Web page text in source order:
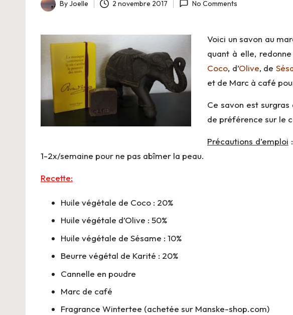
-
B
o
Posted
ByJoelle 2 novembre 2017 No Comments
Voici un savon au
quant à elle,
Coco, d’Olive, de
et de Marc à café
Ce savon est
de préférence sur le
Précautions d’emploi
1-2x/semaine pour ne pas abîmer la peau.
Recette:
Huile végétale de Coco : 20%
Huile végétale d’Olive : 50%
Huile végétale de Sésame : 10%
Beurre végétal de Karité : 20%
Cannelle en poudre
Marc de café
Fragrance Wintertee (achetée sur Manske-shop.com)